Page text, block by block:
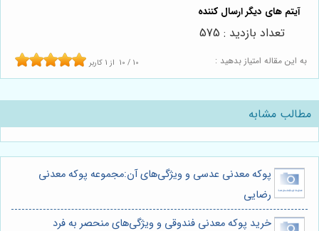
به این مقاله امتیاز بدهید : 10 / 10 از 1 کاربر
تعداد بازدید : 575
مطالب مشابه
پوکه معدنی عدسی و ویژگی‌های آن:مجموعه پوکه معدنی
رضایی
خرید پوکه معدنی فندوقی و ویژگی‌های منحصر به فرد